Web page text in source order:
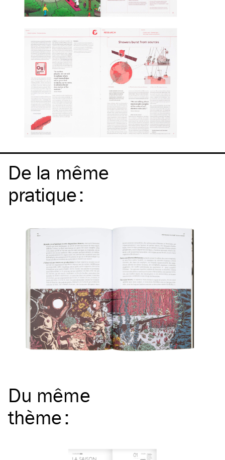
De la même
pratique:
Du même
thème: